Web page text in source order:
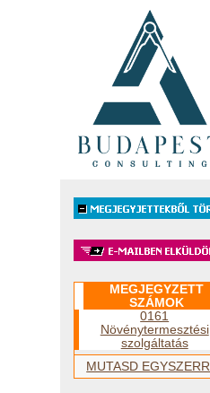
MEGJEGYZETT
SZÁMOK
0161
Növénytermesztési
szolgáltatás
MUTASD